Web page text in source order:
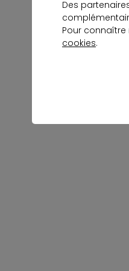
Des
Pour
cookies.